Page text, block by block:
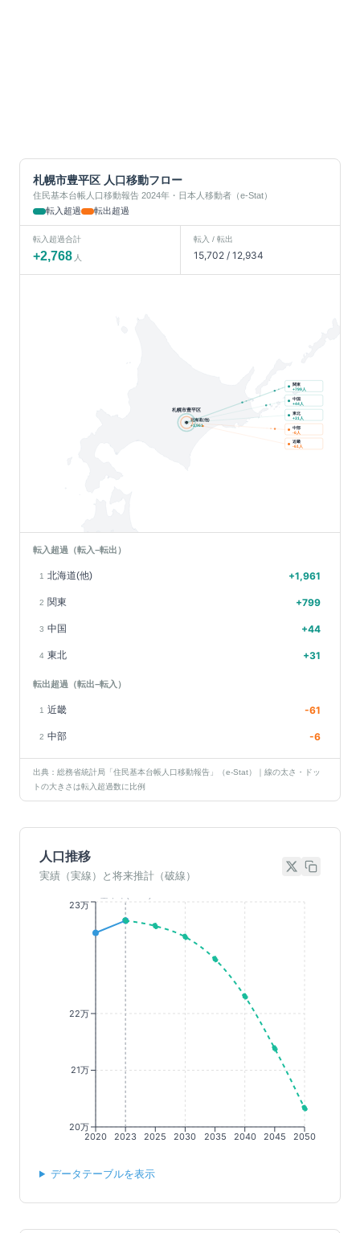
札幌市豊平区 人口移動フロー
住民基本台帳人口移動報告 2024年・日本人移動者（e-Stat）
転入超過
転出超過
転入超過合計
+2,768 人
転入 / 転出
15,702/ 12,934
北海道(他)
+1,961
札幌市豊平区
関東
+799人
中国
+44人
東北
+31人
中部
-6人
近畿
-61人
転入超過（転入−転出）
1 北海道(他) +1,961
2 関東 +799
3 中国 +44
4 東北 +31
転出超過（転出−転入）
1 近畿 -61
2 中部 -6
出典：総務省統計局「住民基本台帳人口移動報告」（e-Stat）｜線の太さ・ドッ
トの大きさは転入超過数に比例
人口推移
実績（実線）と将来推計（破線）
2020 2023 2025 2030 2035 2040 2045 2050
20万
21万
22万
23万
データテーブルを表示